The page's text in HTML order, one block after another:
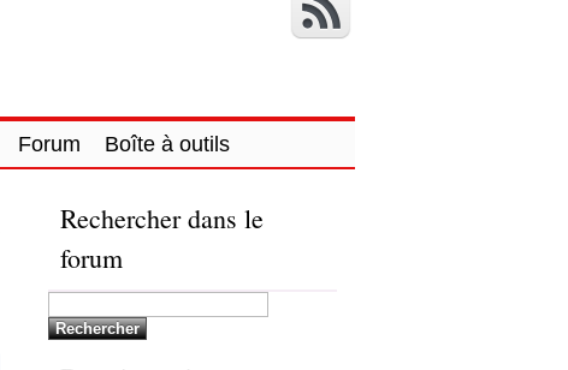
Forum Boîte à outils
Rechercher dans le
forum